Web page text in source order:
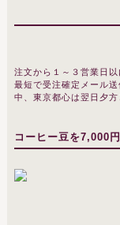
注文から１～３営業日
最短で受注確定メール
中、東京都心は翌日夕方
コーヒー豆を7,000